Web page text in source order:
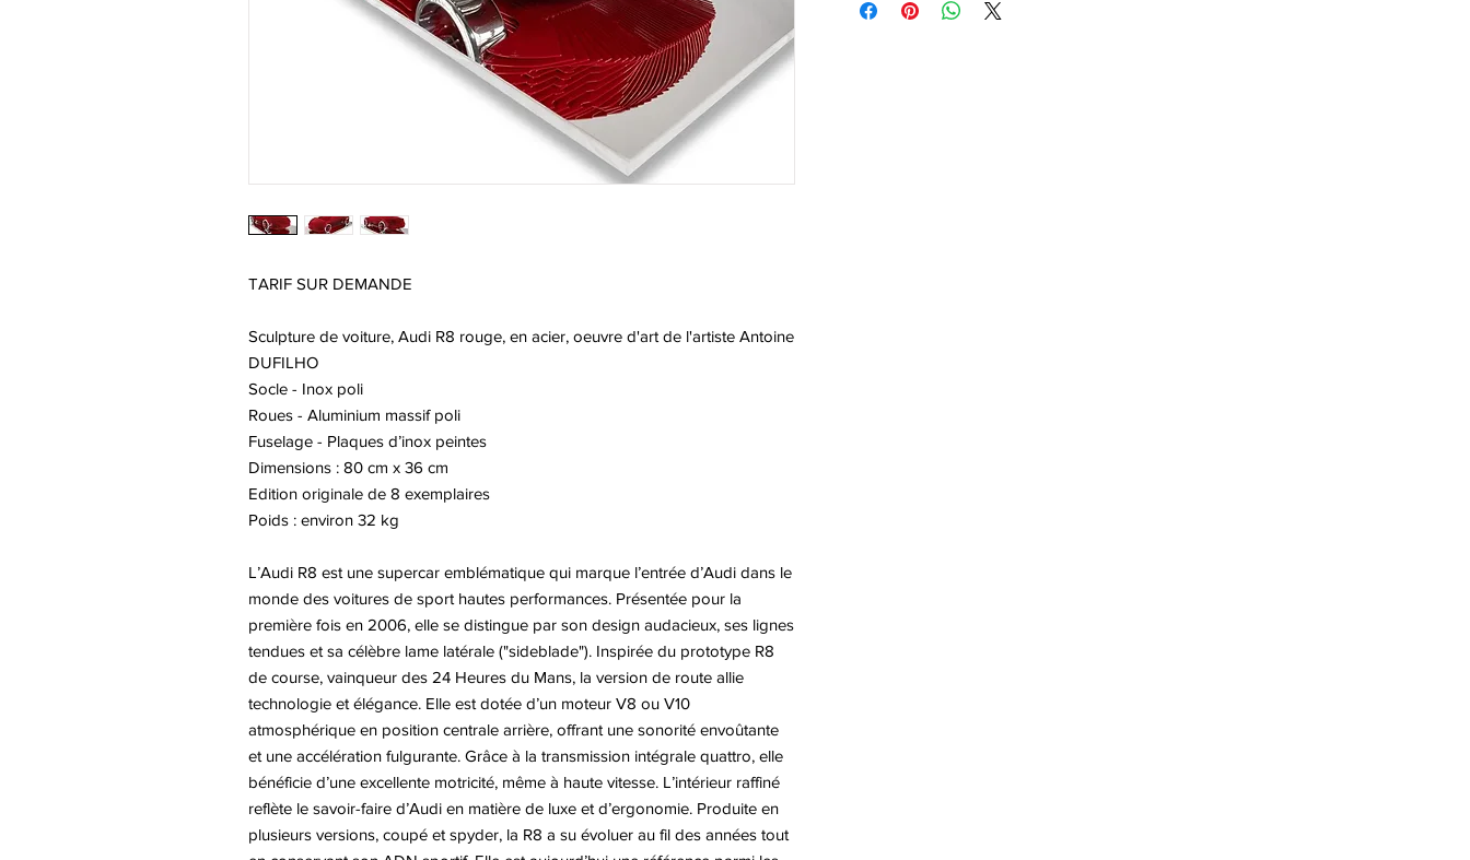
TARIF SUR DEMANDE
Sculpture de voiture, Audi R8 rouge, en acier, oeuvre d'art de l'artiste Antoine
DUFILHO
Socle - Inox poli
Roues - Aluminium massif poli
Fuselage - Plaques d’inox peintes
Dimensions : 80 cm x 36 cm
Edition originale de 8 exemplaires
Poids : environ 32 kg
L’Audi R8 est une supercar emblématique qui marque l’entrée d’Audi dans le
monde des voitures de sport hautes performances. Présentée pour la
première fois en 2006, elle se distingue par son design audacieux, ses lignes
tendues et sa célèbre lame latérale ("sideblade"). Inspirée du prototype R8
de course, vainqueur des 24 Heures du Mans, la version de route allie
technologie et élégance. Elle est dotée d’un moteur V8 ou V10
atmosphérique en position centrale arrière, offrant une sonorité envoûtante
et une accélération fulgurante. Grâce à la transmission intégrale quattro, elle
bénéficie d’une excellente motricité, même à haute vitesse. L’intérieur raffiné
reflète le savoir-faire d’Audi en matière de luxe et d’ergonomie. Produite en
plusieurs versions, coupé et spyder, la R8 a su évoluer au fil des années tout